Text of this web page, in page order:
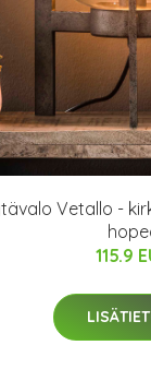
Vetallo -
115.9